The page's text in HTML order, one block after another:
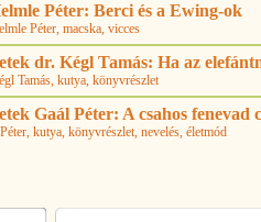
Péter: Berci és a Ewing-ok
Péter, macska, vicces
dr. Kégl Tamás: Ha az
Tamás, kutya, könyvrészlet
Gaál Péter: A csahos fenevad
, kutya, könyvrészlet, nevelés, életmód